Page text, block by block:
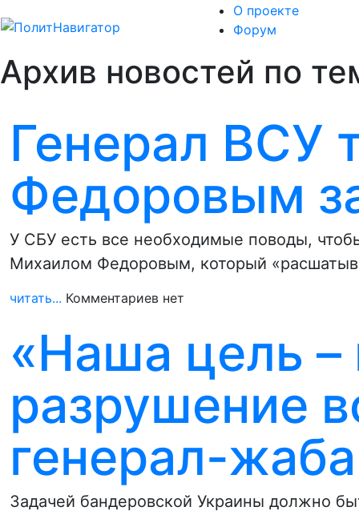
О проекте
Форум
Архив новостей по
Генерал ВСУ
Федоровым
У СБУ есть все необходимые поводы,
Михаилом Федоровым, который
читать... Комментариев нет
«Наша цель –
разрушение
генерал-
Задачей бандеровской Украины должно